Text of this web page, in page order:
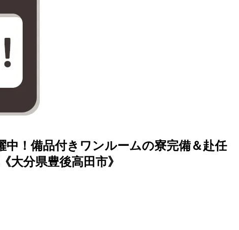
！備品付きワンルームの寮完備＆赴任
大分県豊後高田市》